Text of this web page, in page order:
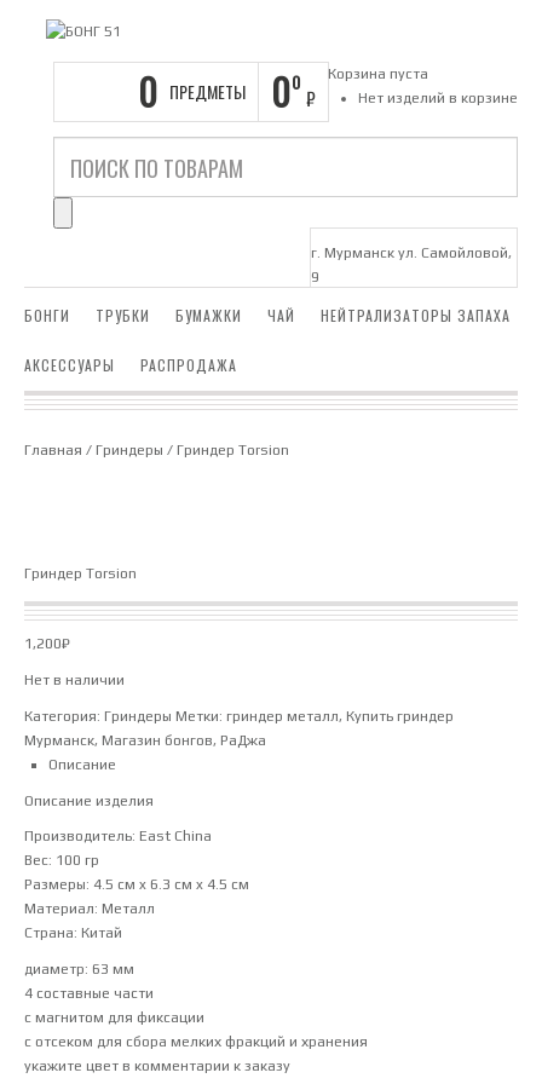
0 ПРЕДМЕТЫ 00
₽
Корзина пуста
Нет изделий в корзине
г. Мурманск ул. Самойловой,
9
БОНГИ ТРУБКИ БУМАЖКИ ЧАЙ НЕЙТРАЛИЗАТОРЫ ЗАПАХА
АКСЕССУАРЫ РАСПРОДАЖА
Главная / Гриндеры / Гриндер Torsion
Гриндер Torsion
1,200₽
Нет в наличии
Категория: Гриндеры Метки: гриндер металл, Купить гриндер
Мурманск, Магазин бонгов, РаДжа
Описание
Описание изделия
Производитель: East China
Вес: 100 гр
Размеры: 4.5 см x 6.3 см x 4.5 см
Материал: Металл
Страна: Китай
диаметр: 63 мм
4 составные части
с магнитом для фиксации
с отсеком для сбора мелких фракций и хранения
укажите цвет в комментарии к заказу